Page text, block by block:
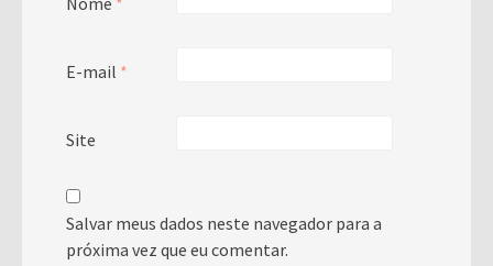
E-mail *
Site
Salvar meus dados neste navegador para a
próxima vez que eu comentar.